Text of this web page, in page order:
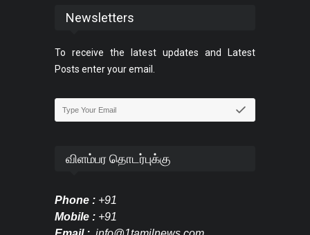
Newsletters
To receive the latest updates and Latest
Posts enter your email.
விளம்பர தொடர்புக்கு
Phone : +91
Mobile : +91